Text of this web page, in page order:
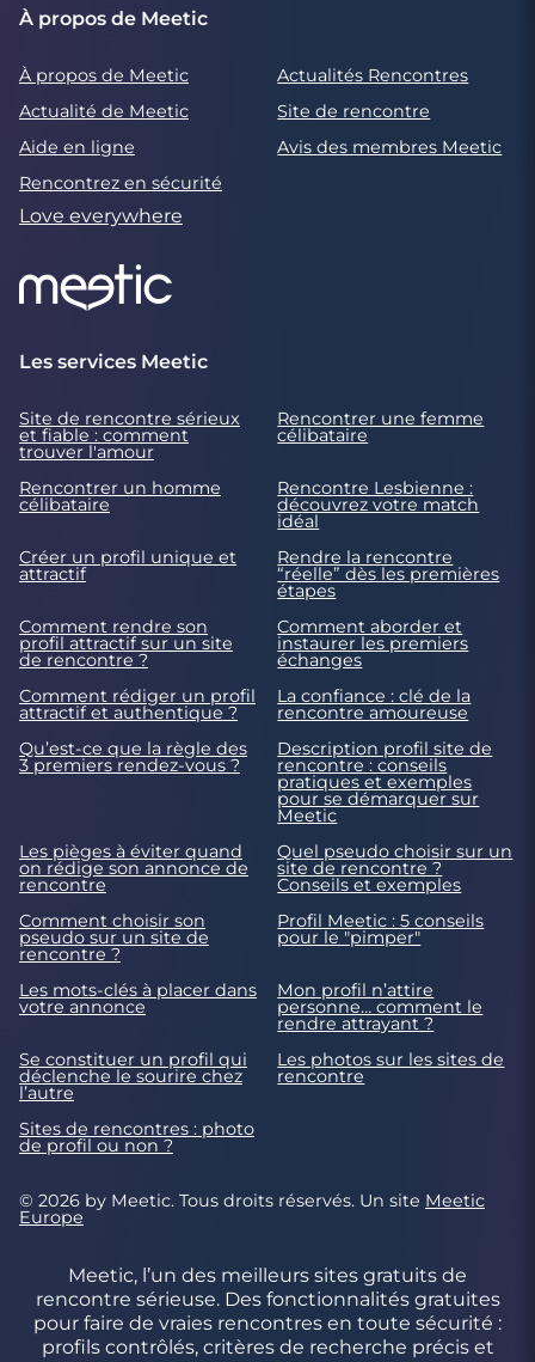
À propos de Meetic
À propos de Meetic
Actualités Rencontres
Actualité de Meetic
Site de rencontre
Aide en ligne
Avis des membres Meetic
Rencontrez en sécurité
Love everywhere
Les services Meetic
Site de rencontre sérieux
et fiable : comment
trouver l'amour
Rencontrer une femme
célibataire
Rencontrer un homme
célibataire
Rencontre Lesbienne :
découvrez votre match
idéal
Créer un profil unique et
attractif
Rendre la rencontre
“réelle” dès les premières
étapes
Comment rendre son
profil attractif sur un site
de rencontre ?
Comment aborder et
instaurer les premiers
échanges
Comment rédiger un profil
attractif et authentique ?
La confiance : clé de la
rencontre amoureuse
Qu’est-ce que la règle des
3 premiers rendez-vous ?
Description profil site de
rencontre : conseils
pratiques et exemples
pour se démarquer sur
Meetic
Les pièges à éviter quand
on rédige son annonce de
rencontre
Quel pseudo choisir sur un
site de rencontre ?
Conseils et exemples
Comment choisir son
pseudo sur un site de
rencontre ?
Profil Meetic : 5 conseils
pour le "pimper"
Les mots-clés à placer dans
votre annonce
Mon profil n’attire
personne… comment le
rendre attrayant ?
Se constituer un profil qui
déclenche le sourire chez
l’autre
Les photos sur les sites de
rencontre
Sites de rencontres : photo
de profil ou non ?
© 2026 by Meetic. Tous droits réservés. Un site Meetic
Europe
Meetic, l’un des meilleurs sites gratuits de
rencontre sérieuse. Des fonctionnalités gratuites
pour faire de vraies rencontres en toute sécurité :
profils contrôlés, critères de recherche précis et